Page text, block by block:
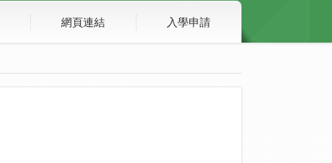
網頁連結 入學申請